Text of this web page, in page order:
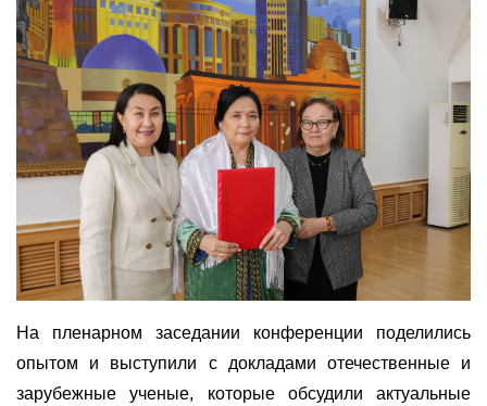
На пленарном заседании конференции поделились
опытом и выступили с докладами отечественные и
зарубежные ученые, которые обсудили актуальные